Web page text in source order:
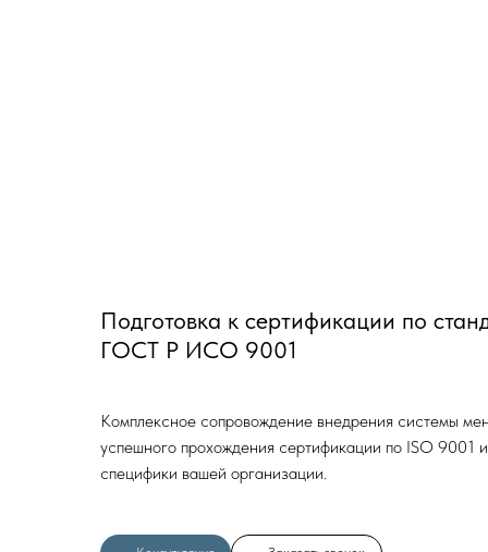
Подготовка к сертификации по
ГОСТ Р ИСО 9001
Комплексное сопровождение внедрения системы
успешного прохождения сертификации по ISO
специфики вашей организации.